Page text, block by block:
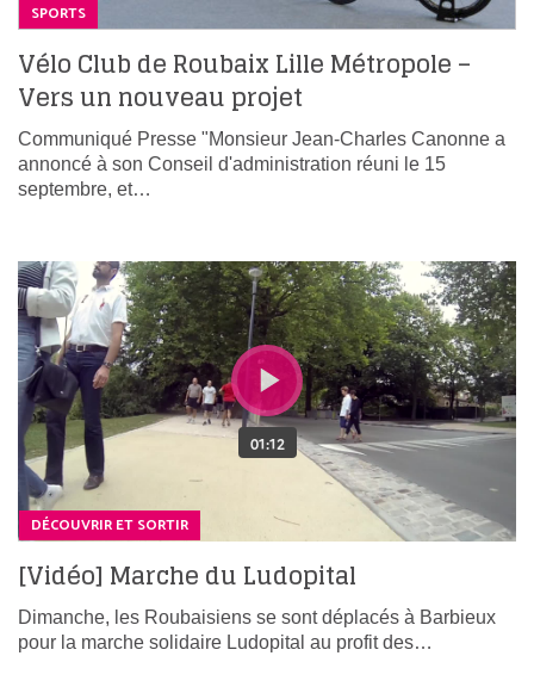
SPORTS
Vélo Club de Roubaix Lille Métropole –
Vers un nouveau projet
Communiqué Presse "Monsieur Jean-Charles Canonne a
annoncé à son Conseil d'administration réuni le 15
septembre, et…
DÉCOUVRIR ET SORTIR
[Vidéo] Marche du Ludopital
Dimanche, les Roubaisiens se sont déplacés à Barbieux
pour la marche solidaire Ludopital au profit des…